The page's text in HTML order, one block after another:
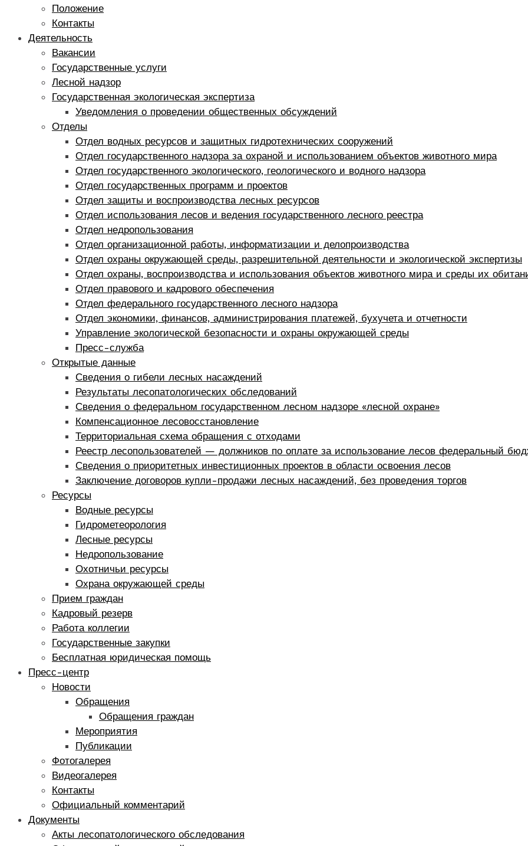
Положение
Контакты
Деятельность
Вакансии
Государственные услуги
Лесной надзор
Государственная экологическая экспертиза
Уведомления о проведении общественных обсуждений
Отделы
Отдел водных ресурсов и защитных гидротехнических сооружений
Отдел государственного надзора за охраной и использованием объектов животного мира
Отдел государственного экологического, геологического и водного надзора
Отдел государственных программ и проектов
Отдел защиты и воспроизводства лесных ресурсов
Отдел использования лесов и ведения государственного лесного реестра
Отдел недропользования
Отдел организационной работы, информатизации и делопроизводства
Отдел охраны окружающей среды, разрешительной деятельности и экологической экспертизы
Отдел охраны, воспроизводства и использования объектов животного мира и среды их
Отдел правового и кадрового обеспечения
Отдел федерального государственного лесного надзора
Отдел экономики, финансов, администрирования платежей, бухучета и отчетности
Управление экологической безопасности и охраны окружающей среды
Пресс-служба
Открытые данные
Сведения о гибели лесных насаждений
Результаты лесопатологических обследований
Сведения о федеральном государственном лесном надзоре «лесной охране»
Компенсационное лесовосстановление
Территориальная схема обращения с отходами
Реестр лесопользователей — должников по оплате за использование лесов федеральный
Сведения о приоритетных инвестиционных проектов в области освоения лесов
Заключение договоров купли-продажи лесных насаждений, без проведения торгов
Ресурсы
Водные ресурсы
Гидрометеорология
Лесные ресурсы
Недропользование
Охотничьи ресурсы
Охрана окружающей среды
Прием граждан
Кадровый резерв
Работа коллегии
Государственные закупки
Бесплатная юридическая помощь
Пресс-центр
Новости
Обращения
Обращения граждан
Мероприятия
Публикации
Фотогалерея
Видеогалерея
Контакты
Официальный комментарий
Документы
Акты лесопатологического обследования